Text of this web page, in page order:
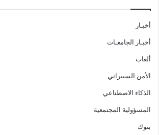
أخبـار
أخبـار الجامعـات
ألعاب
الأمن السيبراني
الذكاء الاصطناعي
المسؤولية المجتمعية
بنوك